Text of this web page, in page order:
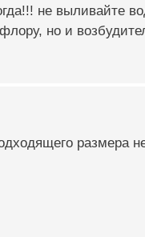
не выливайте
но и
размера